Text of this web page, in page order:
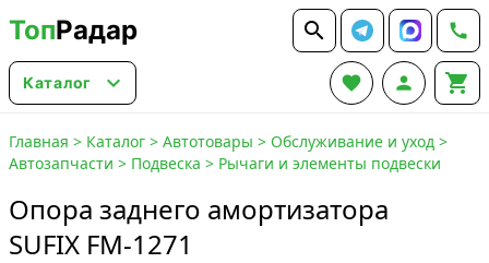
ТопРадар  
Каталог    
Главная > Каталог > Автотовары > Обслуживание и уход >
Автозапчасти > Подвеска > Рычаги и элементы подвески
Опора заднего амортизатора
SUFIX FM-1271